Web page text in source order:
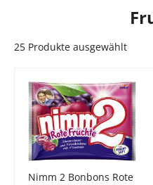
25 Produkte ausgewählt
Nimm 2 Bonbons Rote